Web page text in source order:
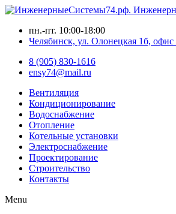
пн.-пт. 10:00-18:00
Челябинск, ул. Олонецкая 1б, офис
8 (905) 830-1616
ensy74@mail.ru
Вентиляция
Кондиционирование
Водоснабжение
Отопление
Котельные установки
Электроснабжение
Проектирование
Строительство
Контакты
Menu